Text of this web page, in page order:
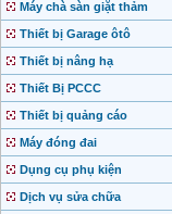
Máy chà sàn giặt thảm
Thiết bị Garage ôtô
Thiết bị nâng hạ
Thiết Bị PCCC
Thiết bị quảng cáo
Máy đóng đai
Dụng cụ phụ kiện
Dịch vụ sửa chữa